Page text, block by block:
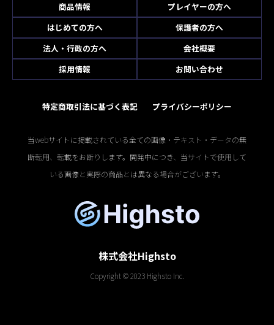
商品情報
プレイヤーの方へ
はじめての方へ
保護者の方へ
法人・行政の方へ
会社概要
採用情報
お問い合わせ
特定商取引法に基づく表記 プライバシーポリシー
当webサイトに掲載されている全ての画像・テキスト・データの無
断転用、転載をお断りします。開発中につき、当サイトで使用して
いる画像と実際の商品とは異なる場合がございます。
株式会社Highsto
Copyright © 2023 Highsto Inc.